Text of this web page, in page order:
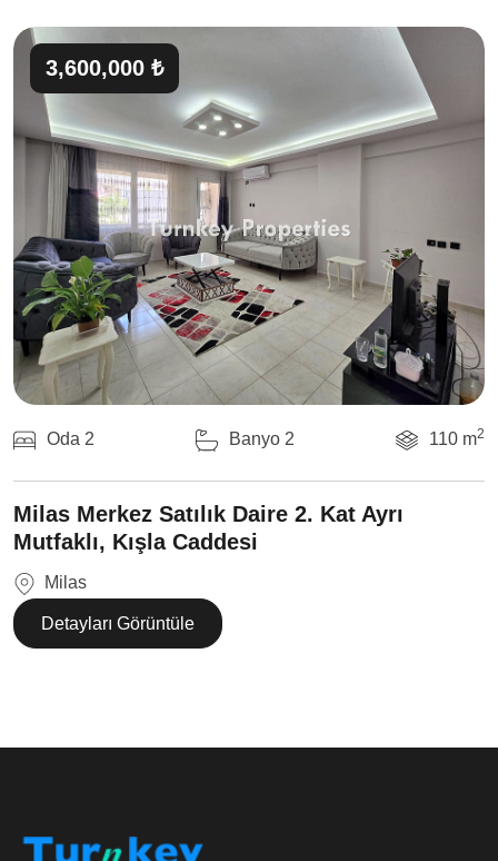
3,600,000 ₺
Oda 2 Banyo 2 110 m2
Milas Merkez Satılık Daire 2. Kat Ayrı
Mutfaklı, Kışla Caddesi
Milas
Detayları Görüntüle